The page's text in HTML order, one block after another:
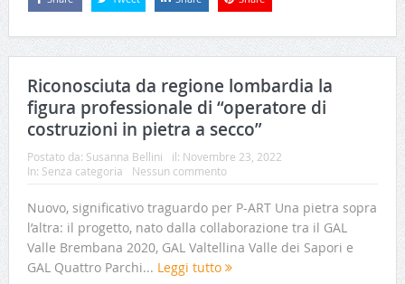
Riconosciuta da regione lombardia la
figura professionale di “operatore di
costruzioni in pietra a secco”
Postato da: Susanna Bellini il: Novembre 23, 2022
In: Senza categoria Nessun commento
Nuovo, significativo traguardo per P-ART Una pietra sopra
l’altra: il progetto, nato dalla collaborazione tra il GAL
Valle Brembana 2020, GAL Valtellina Valle dei Sapori e
GAL Quattro Parchi... Leggi tutto